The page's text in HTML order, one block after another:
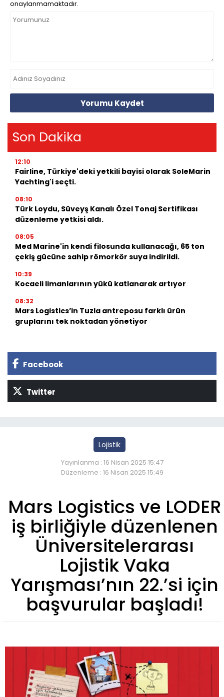
onaylanmamaktadır.
Yorumu Kaydet
Son Dakika
12:10
Fairline, Türkiye'deki yetkili bayisi olarak SoleMarin
Yachting'i seçti.
08:10
Türk Loydu, Süveyş Kanalı Özel Tonaj Sertifikası
düzenleme yetkisi aldı.
08:05
Med Marine'in kendi filosunda kullanacağı, 65 ton
çekiş gücüne sahip römorkör suya indirildi.
10:39
Kocaeli limanlarının yükü katlanarak artıyor
08:32
Mars Logistics’in Tuzla antreposu farklı ürün
gruplarını tek noktadan yönetiyor
Facebook
Twitter
Lojistik
Yayınlanma : 16 Nisan 2025 15:47
Düzenleme : 16 Nisan 2025 15:49
Mars Logistics ve LODER
iş birliğiyle düzenlenen
Üniversitelerarası
Lojistik Vaka
Yarışması’nın 22.’si için
başvurular başladı!